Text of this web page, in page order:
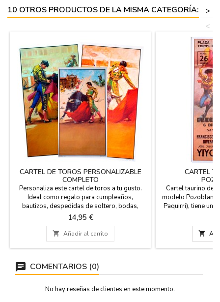
10 OTROS PRODUCTOS DE LA MISMA CATEGORÍA:
>
<
CARTEL DE TOROS PERSONALIZABLE
COMPLETO
Personaliza este cartel de toros a tu gusto.
Ideal como regalo para cumpleaños,
bautizos, despedidas de soltero, bodas,
jubilaciones, negocios... Puedes poner la
fecha, la hora, la ganadería y los nombres
que quieras. Articulo personalizado Medidas:
56 x 97 cm, papel de 80 gms. impreso en
plotter. Escribe los textos en "personaliza
Precio
14,95 €
 Añadir al carrito
CARTEL
Cartel taurino de
modelo
Paquirri), tiene
cartón rígido para
sin dañarse. Ideal

COMENTARIOS (0)
No hay reseñas de clientes en este momento.